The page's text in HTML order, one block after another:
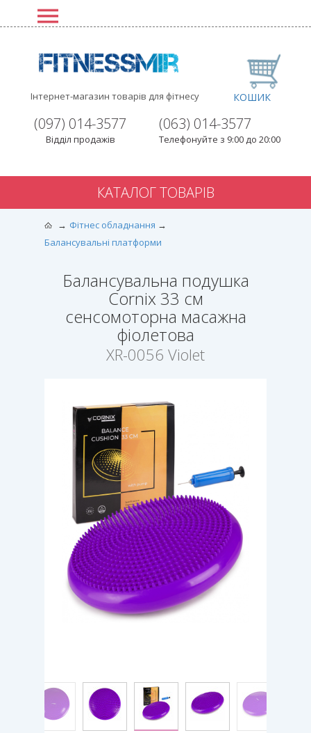
Інтернет-магазин товарів для фітнесу
(063) 014-3577
Телефонуйте з 9:00 до 20:00
(097) 014-3577
Відділ продажів
КОШИК
КАТАЛОГ ТОВАРІВ
Фітнес обладнання
Балансувальні платформи
Балансувальна подушка
Cornix 33 см
сенсомоторна масажна
фіолетова
XR-0056 Violet